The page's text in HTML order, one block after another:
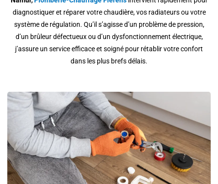
diagnostiquer et réparer votre chaudière, vos radiateurs ou votre
système de régulation. Qu’il s’agisse d’un problème de pression,
d’un brûleur défectueux ou d’un dysfonctionnement électrique,
j’assure un service efficace et soigné pour rétablir votre confort
dans les plus brefs délais.